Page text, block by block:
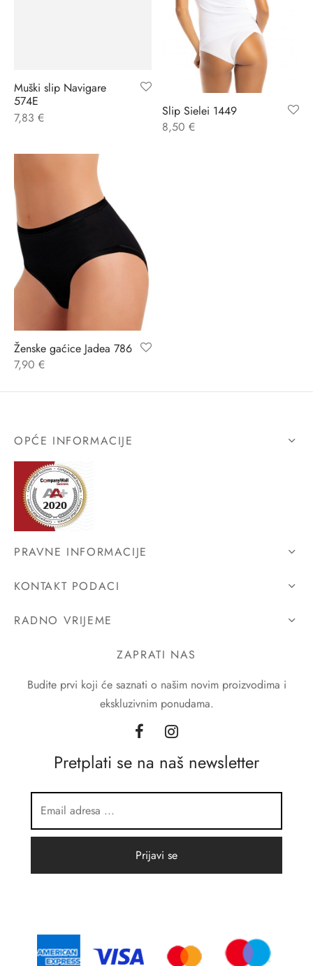
Muški slip Navigare
574E
7,83 €
Slip Sielei 1449
8,50 €
Ženske gaćice Jadea 786
7,90 €
OPĆE INFORMACIJE
PRAVNE INFORMACIJE
KONTAKT PODACI
RADNO VRIJEME
ZAPRATI NAS
Budite prvi koji će saznati o našim novim proizvodima i
ekskluzivnim ponudama.
Pretplati se na naš newsletter